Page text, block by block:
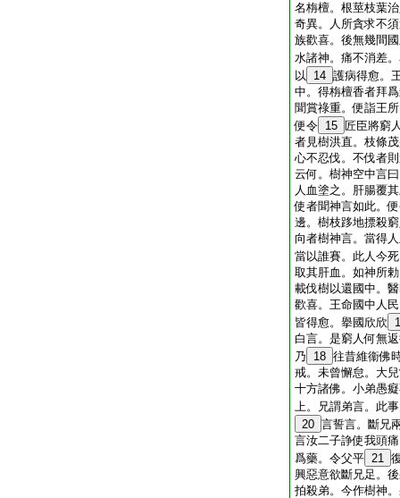
名栴檀。根莖枝葉
奇異。人所貪求不
族歡喜。後無幾間
水諸神。痛不消差
以
14 護病得愈。
中。得栴檀香者拜
聞賞祿重。便詣王
便令 15 匠臣將窮
者見樹洪直。枝條
心不忍伐。不伐者
云何。樹神空中言
人血塗之。肝腸覆
使者聞神言如此。
邊。樹枝跢地摽殺
向者樹神言。當得
當以誰賽。此人今
取其肝血。如神所
載伐樹以還國中。
歡喜。王命國中人
皆得愈。擧國欣欣
白言。是窮人何無
乃
18 往昔維衞佛
戒。未曾懈怠。大
十方諸佛。小弟愚
上。兄謂弟言。此
20 言誓言。斷兄
言汝二子諍使我頭
爲藥。令父平 21
興惡意欲斷兄足。
拍殺弟。今作樹神